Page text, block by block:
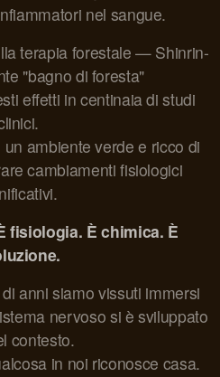
nel sangue.
terapia forestale — Shinrin-
"bagno di foresta"
effetti in centinaia di studi
un ambiente verde e ricco di
cambiamenti fisiologici
fisiologia. È chimica. È
anni siamo vissuti immersi
nervoso si è sviluppato
contesto.
in noi riconosce casa.